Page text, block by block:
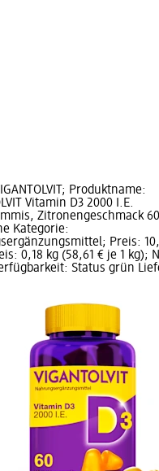
Produktname:
Vitamin D3 2000 I.E.
Zitronengeschmack
Kategorie:
Preis:
0,18 kg (58,61 € je 1 kg);
Status grün